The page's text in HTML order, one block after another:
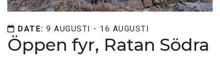
DATE: 9 AUGUSTI - 16 AUGUSTI
Öppen fyr, Ratan Södra